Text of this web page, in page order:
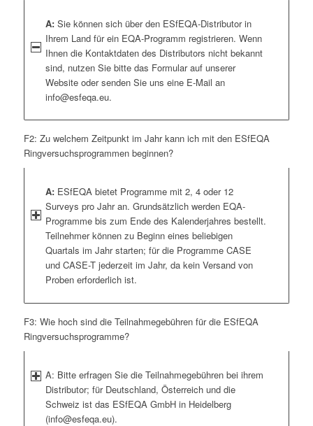
A:Sie können sich über den ESfEQA-Distributor in
Ihrem Land für ein EQA-Programm registrieren. Wenn
Ihnen die Kontaktdaten des Distributors nicht bekannt
sind, nutzen Sie bitte das Formular auf unserer
Website oder senden Sie uns eine E-Mail an
info@esfeqa.eu.
F2: Zu welchem Zeitpunkt im Jahr kann ich mit den ESfEQA
Ringversuchsprogrammen beginnen?
A:ESfEQA bietet Programme mit 2, 4 oder 12
Surveys pro Jahr an. Grundsätzlich werden EQA-
Programme bis zum Ende des Kalenderjahres bestellt.
Teilnehmer können zu Beginn eines beliebigen
Quartals im Jahr starten; für die Programme CASE
und CASE-T jederzeit im Jahr, da kein Versand von
Proben erforderlich ist.
F3: Wie hoch sind die Teilnahmegebühren für die ESfEQA
Ringversuchsprogramme?
A: Bitte erfragen Sie die Teilnahmegebühren bei ihrem
Distributor; für Deutschland, Österreich und die
Schweiz ist das ESfEQA GmbH in Heidelberg
(info@esfeqa.eu).